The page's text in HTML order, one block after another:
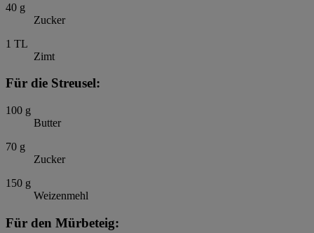
40 g
Zucker
1 TL
Zimt
Für die Streusel:
100 g
Butter
70 g
Zucker
150 g
Weizenmehl
Für den Mürbeteig: